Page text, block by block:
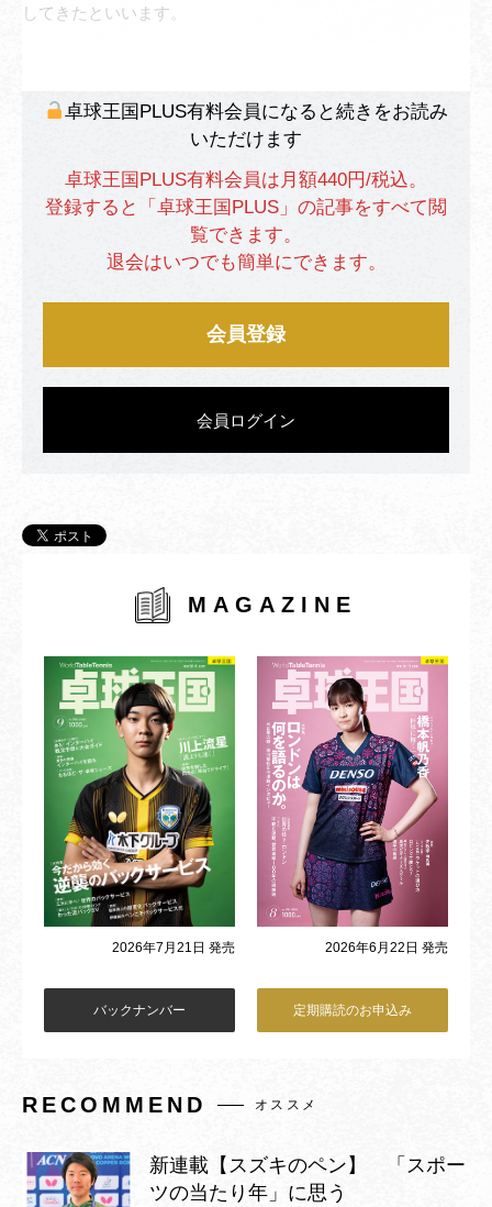
してきたといいます。
卓球王国PLUS有料会員になると続きをお読み
いただけます
卓球王国PLUS有料会員は月額440円/税込。
登録すると「卓球王国PLUS」の記事をすべて閲
覧できます。
退会はいつでも簡単にできます。
会員登録
会員ログイン
MAGAZINE
2026年7月21日 発売 2026年6月22日 発売
バックナンバー 定期購読のお申込み
RECOMMEND オススメ
新連載【スズキのペン】 「スポー
ツの当たり年」に思う